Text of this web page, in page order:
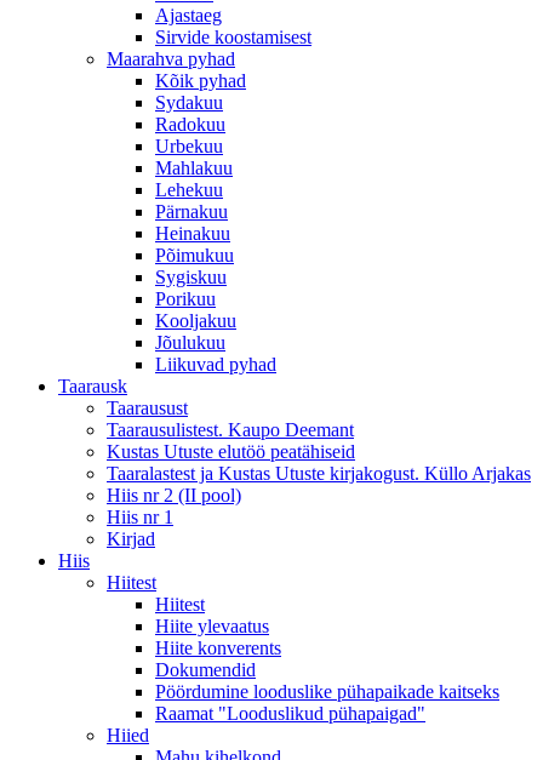
Ajastaeg
Sirvide koostamisest
Maarahva pyhad
Kõik pyhad
Sydakuu
Radokuu
Urbekuu
Mahlakuu
Lehekuu
Pärnakuu
Heinakuu
Põimukuu
Sygiskuu
Porikuu
Kooljakuu
Jõulukuu
Liikuvad pyhad
Taarausk
Taarausust
Taarausulistest. Kaupo Deemant
Kustas Utuste elutöö peatähiseid
Taaralastest ja Kustas Utuste kirjakogust. Küllo Arjakas
Hiis nr 2 (II pool)
Hiis nr 1
Kirjad
Hiis
Hiitest
Hiitest
Hiite ylevaatus
Hiite konverents
Dokumendid
Pöördumine looduslike pühapaikade kaitseks
Raamat "Looduslikud pühapaigad"
Hiied